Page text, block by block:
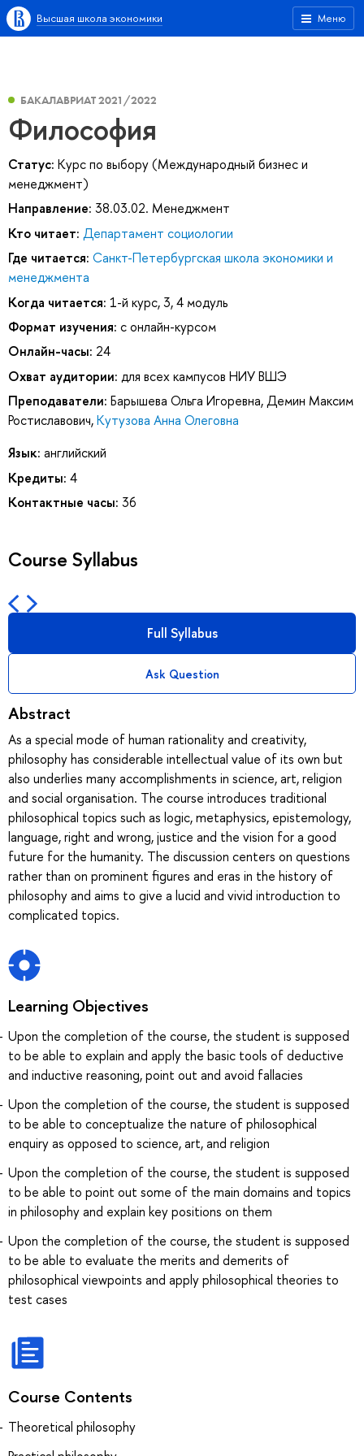
Меню
Высшая школа экономики
БАКАЛАВРИАТ 2021/2022
Философия
Статус: Курс по выбору (Международный бизнес и
менеджмент)
Направление: 38.03.02. Менеджмент
Кто читает: Департамент социологии
Где читается: Санкт-Петербургская школа экономики и
менеджмента
Когда читается: 1-й курс, 3, 4 модуль
Формат изучения: с онлайн-курсом
Онлайн-часы: 24
Охват аудитории: для всех кампусов НИУ ВШЭ
Преподаватели: Барышева Ольга Игоревна,Демин Максим
Ростиславович,Кутузова Анна Олеговна
Язык: английский
Кредиты: 4
Контактные часы: 36
Course Syllabus
Full Syllabus
Ask Question
Abstract
As a special mode of human rationality and creativity,
philosophy has considerable intellectual value of its own but
also underlies many accomplishments in science, art, religion
and social organisation. The course introduces traditional
philosophical topics such as logic, metaphysics, epistemology,
language, right and wrong, justice and the vision for a good
future for the humanity. The discussion centers on questions
rather than on prominent figures and eras in the history of
philosophy and aims to give a lucid and vivid introduction to
complicated topics.
Learning Objectives
Upon the completion of the course, the student is supposed
to be able to explain and apply the basic tools of deductive
and inductive reasoning, point out and avoid fallacies
Upon the completion of the course, the student is supposed
to be able to conceptualize the nature of philosophical
enquiry as opposed to science, art, and religion
Upon the completion of the course, the student is supposed
to be able to point out some of the main domains and topics
in philosophy and explain key positions on them
Upon the completion of the course, the student is supposed
to be able to evaluate the merits and demerits of
philosophical viewpoints and apply philosophical theories to
test cases
Course Contents
Theoretical philosophy